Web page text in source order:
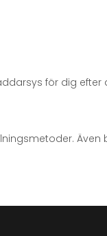
för dig
Även